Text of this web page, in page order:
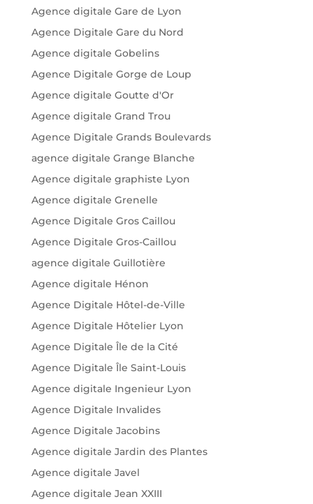
Agence digitale Gare de Lyon
Agence Digitale Gare du Nord
Agence digitale Gobelins
Agence Digitale Gorge de Loup
Agence digitale Goutte d'Or
Agence digitale Grand Trou
Agence Digitale Grands Boulevards
agence digitale Grange Blanche
Agence digitale graphiste Lyon
Agence digitale Grenelle
Agence Digitale Gros Caillou
Agence Digitale Gros-Caillou
agence digitale Guillotière
Agence digitale Hénon
Agence Digitale Hôtel-de-Ville
Agence Digitale Hôtelier Lyon
Agence Digitale Île de la Cité
Agence Digitale Île Saint-Louis
Agence digitale Ingenieur Lyon
Agence Digitale Invalides
Agence Digitale Jacobins
Agence digitale Jardin des Plantes
Agence digitale Javel
Agence digitale Jean XXIII